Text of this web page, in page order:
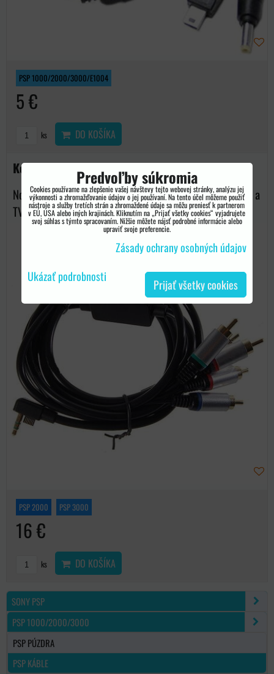
PSP 1000/2000/3000/E1004
5 €
ks DO KOŠÍKA
Komponentný kábel pre PSP 2000/3000
Novinka v ponuke, komponentný kábel pre prepojenie PSP a
TV. Dĺžka...
PSP 2000 PSP 3000
16 €
ks DO KOŠÍKA
SONY PSP
PSP 1000/2000/3000
PSP PÚZDRA
PSP KÁBLE
Predvoľby súkromia
Cookies používame na zlepšenie vašej návštevy tejto webovej stránky, analýzu jej
výkonnosti a zhromažďovanie údajov o jej používaní. Na tento účel môžeme použiť
nástroje a služby tretích strán a zhromaždené údaje sa môžu preniesť k partnerom
v EÚ, USA alebo iných krajinách. Kliknutím na „Prijať všetky cookies“ vyjadrujete
svoj súhlas s týmto spracovaním. Nižšie môžete nájsť podrobné informácie alebo
upraviť svoje preferencie.
Zásady ochrany osobných údajov
Ukázať podrobnosti
Prijať všetky cookies